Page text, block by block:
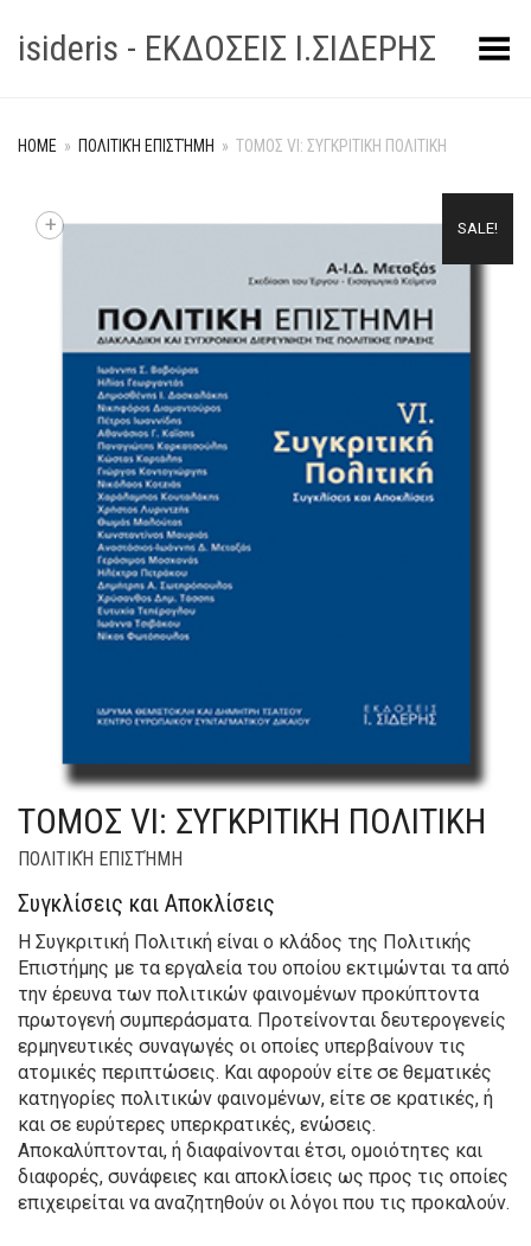
isideris - ΕΚΔΟΣΕΙΣ Ι.ΣΙΔΕΡΗΣToggle Menu
HOME » ΠΟΛΙΤΙΚΉ ΕΠΙΣΤΉΜΗ » TOMOΣ VI: ΣΥΓΚΡΙΤΙΚH ΠΟΛΙΤΙΚH
SALE!
+
TOMOΣ VI: ΣΥΓΚΡΙΤΙΚH ΠΟΛΙΤΙΚH
ΠΟΛΙΤΙΚΉ ΕΠΙΣΤΉΜΗ
Συγκλίσεις και Αποκλίσεις
Η Συγκριτική Πολιτική είναι ο κλάδος της Πολιτικής
Επιστήμης με τα εργαλεία του οποίου εκτιμώνται τα από
την έρευνα των πολιτικών φαινομένων προκύπτοντα
πρωτογενή συμπεράσματα. Προτείνονται δευτερογενείς
ερμηνευτικές συναγωγές οι οποίες υπερβαίνουν τις
ατομικές περιπτώσεις. Και αφορούν είτε σε θεματικές
κατηγορίες πολιτικών φαινομένων, είτε σε κρατικές, ή
και σε ευρύτερες υπερκρατικές, ενώσεις.
Αποκαλύπτονται, ή διαφαίνονται έτσι, ομοιότητες και
διαφορές, συνάφειες και αποκλίσεις ως προς τις οποίες
επιχειρείται να αναζητηθούν οι λόγοι που τις προκαλούν.